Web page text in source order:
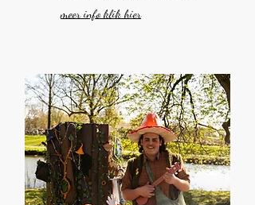
meer info klik hier